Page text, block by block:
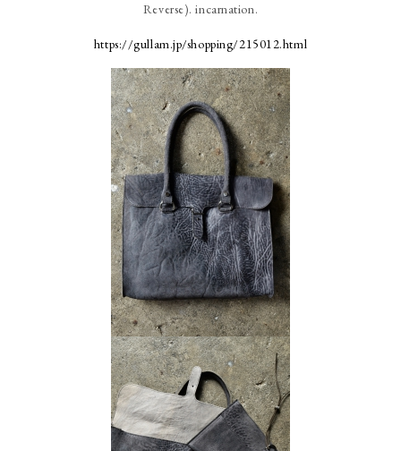
Reverse). incarnation.
https://gullam.jp/shopping/215012.html